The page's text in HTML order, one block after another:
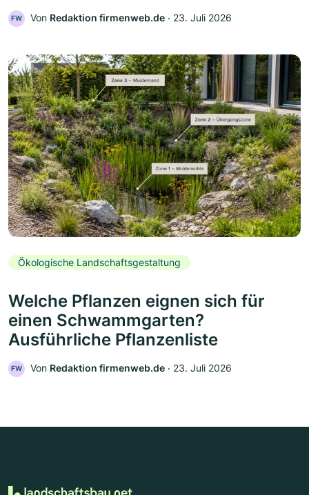
FW Von Redaktion firmenweb.de ‧ 23. Juli 2026
Ökologische Landschaftsgestaltung
Welche Pflanzen eignen sich für
einen Schwammgarten?
Ausführliche Pflanzenliste
FW Von Redaktion firmenweb.de ‧ 23. Juli 2026